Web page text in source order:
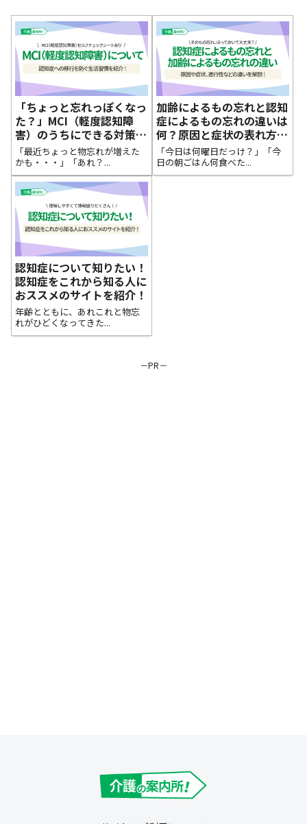
「ちょっと忘れっぽくなっ
た？」MCI（軽度認知障
害）のうちにできる対策を
ご紹介！
「最近ちょっと物忘れが増えた
かも・・・」「あれ？...
加齢によるもの忘れと認知
症によるもの忘れの違いは
何？原因と症状の表れ方な
どを比較！
「今日は何曜日だっけ？」「今
日の朝ごはん何食べた...
認知症について知りたい！
認知症をこれから知る人に
おススメのサイトを紹介！
年齢とともに、あれこれと物忘
れがひどくなってきた...
－PR－